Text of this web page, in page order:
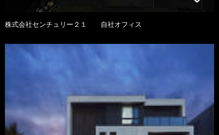
株式会社センチュリー２１ 自社オフィス